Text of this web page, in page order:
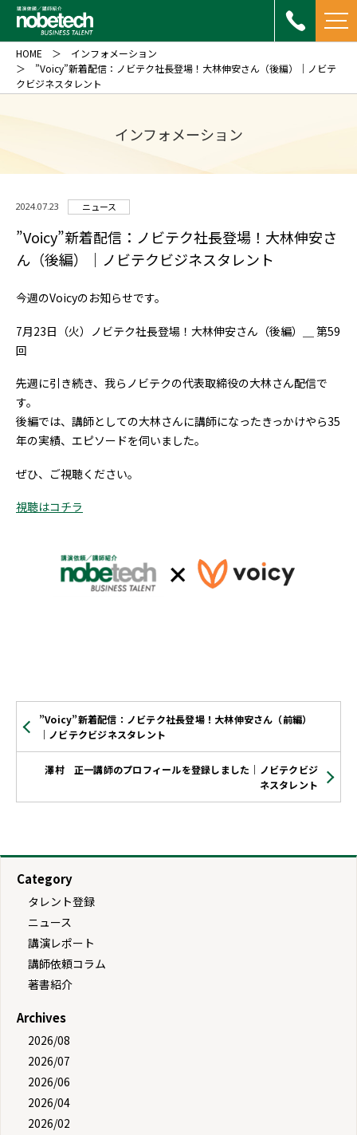
インフォメーション
HOME
インフォメーション
”Voicy”新着配信：ノビテク社長登場！大林伸安さん（後編）｜ノビテ
クビジネスタレント
2024.07.23 ニュース
”Voicy”新着配信：ノビテク社長登場！大林伸安さ
ん（後編）｜ノビテクビジネスタレント
今週のVoicyのお知らせです。
7月23日（火）ノビテク社長登場！大林伸安さん（後編）＿ 第59
回
先週に引き続き、我らノビテクの代表取締役の大林さん配信で
す。
後編では、講師としての大林さんに講師になったきっかけやら35
年の実績、エピソードを伺いました。
ぜひ、ご視聴ください。
視聴はコチラ
”Voicy”新着配信：ノビテク社長登場！大林伸安さん（前編）
｜ノビテクビジネスタレント
澤村 正一講師のプロフィールを登録しました｜ノビテクビジ
ネスタレント
Category
タレント登録
ニュース
講演レポート
講師依頼コラム
著書紹介
Archives
2026/08
2026/07
2026/06
2026/04
2026/02